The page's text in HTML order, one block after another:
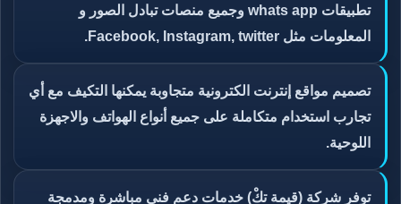
تطبيقات whats app وجميع منصات تبادل الصور و
المعلومات مثل Facebook, Instagram, twitter.
تصميم مواقع إنترنت الكترونية متجاوبة يمكنها التكيف مع أي
تجارب استخدام متكاملة على جميع أنواع الهواتف والاجهزة
اللوحية.
توفر شركة (قيمة تكْ) خدمات دعم فني مباشرة ومدمجة